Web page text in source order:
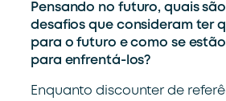
Pensando no futuro, quais
desafios que consideram ter
para o futuro e como se
para enfrentá-los?
Enquanto discounter de